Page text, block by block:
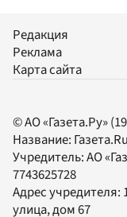
Редакция
Реклама
Карта сайта
© АО «Газета.Ру»
Название: Газета.Ru
Учредитель:АО
7743625728
Адрес учредителя:
улица, дом 67